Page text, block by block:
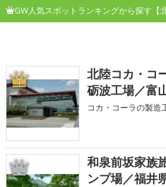
GW人気スポットランキングから探す【北
1
北陸コカ・コ
砺波工場／富
コカ・コーラの製造
2
和泉前坂家族
ンプ場／福井